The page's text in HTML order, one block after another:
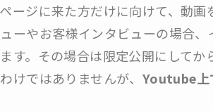
ージに来た方だけに向けて、動画
ーやお客様インタビューの場合
す。その場合は限定公開にしてか
けではありませんが、 Youtube上